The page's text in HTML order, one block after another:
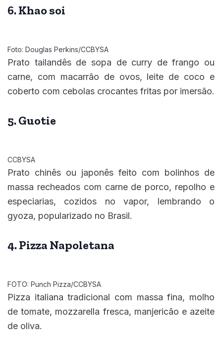
6. Khao soi
Foto: Douglas Perkins/CCBYSA
Prato tailandês de sopa de curry de frango ou
carne, com macarrão de ovos, leite de coco e
coberto com cebolas crocantes fritas por imersão.
5. Guotie
CCBYSA
Prato chinês ou japonês feito com bolinhos de
massa recheados com carne de porco, repolho e
especiarias, cozidos no vapor, lembrando o
gyoza, popularizado no Brasil.
4. Pizza Napoletana
FOTO: Punch Pizza/CCBYSA
Pizza italiana tradicional com massa fina, molho
de tomate, mozzarella fresca, manjericão e azeite
de oliva.